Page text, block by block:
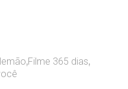
,Filme 365 dias,